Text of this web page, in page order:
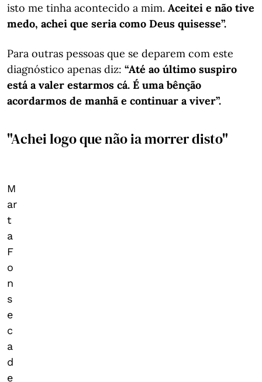
isto me tinha acontecido a mim. Aceitei e não tive
medo, achei que seria como Deus quisesse”.
Para outras pessoas que se deparem com este
diagnóstico apenas diz: “Até ao último suspiro
está a valer estarmos cá. É uma bênção
acordarmos de manhã e continuar a viver”.
"Achei logo que não ia morrer disto"
M
ar
t
a
F
o
n
s
e
c
a
d
e